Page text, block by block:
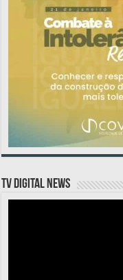
TV DIGITAL NEWS